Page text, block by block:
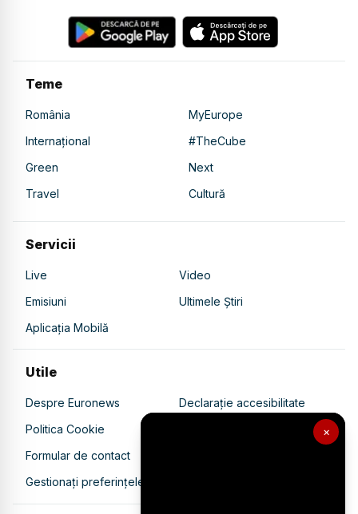
×
Teme
România
MyEurope
Internațional
#TheCube
Green
Next
Travel
Cultură
Servicii
Live
Video
Emisiuni
Ultimele Știri
Aplicația Mobilă
Utile
Despre Euronews
Declarație accesibilitate
Politica Cookie
Politica de confidențialitate
Formular de contact
Gestionați preferințele